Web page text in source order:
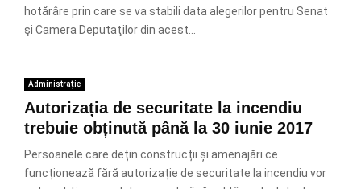
hotărâre prin care se va stabili data alegerilor pentru Senat
şi Camera Deputaţilor din acest...
Administrație
Autorizația de securitate la incendiu
trebuie obținută până la 30 iunie 2017
Persoanele care dețin construcții și amenajări ce
funcționează fără autorizație de securitate la incendiu vor